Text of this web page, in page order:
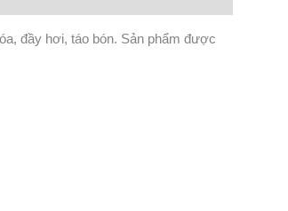
đầy hơi, táo bón. Sản phẩm được